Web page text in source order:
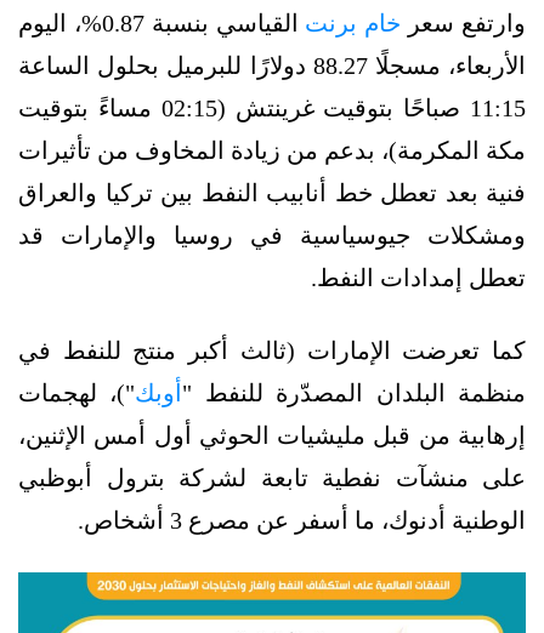
وارتفع سعر خام برنت
القياسي بنسبة 0.87%، اليوم
الأربعاء، مسجلًا 88.27 دولارًا للبرميل بحلول الساعة
11:15 صباحًا بتوقيت غرينتش (02:15 مساءً بتوقيت
مكة المكرمة)، بدعم من زيادة المخاوف من تأثيرات
فنية بعد تعطل خط أنابيب النفط بين تركيا والعراق
ومشكلات جيوسياسية في روسيا والإمارات قد
تعطل إمدادات النفط.
كما تعرضت الإمارات (ثالث أكبر منتج للنفط في
منظمة البلدان المصدّرة للنفط " أوبك")، لهجمات
إرهابية من قبل مليشيات الحوثي أول أمس الإثنين،
على منشآت نفطية تابعة لشركة بترول أبوظبي
الوطنية أدنوك، ما أسفر عن مصرع 3 أشخاص.